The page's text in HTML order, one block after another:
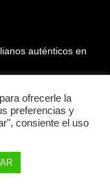
auténticos en
ofrecerle la
preferencias y
consiente el uso